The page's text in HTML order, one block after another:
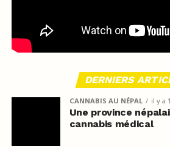
DERNIERS
CANNABIS AU NÉPAL il y a
Une province
cannabis médical